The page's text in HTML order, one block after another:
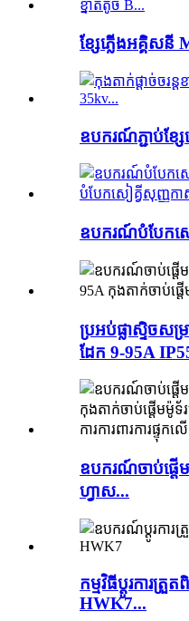
ខ្សែភ្លើងអគ្គិស
ឧបករណ៍ភ្ជាប់ខ្ស
ឧបករណ៍​បំបែក​ស
ប្រអប់ផ្លាស្ទិចសម្
ដែក 9-95A
ឧបករណ៍ចាប់ផ្តើ
ហ្វាស...
កម្មវិធី​ប្តូរ​ការ​ត្រួ
HWK7...